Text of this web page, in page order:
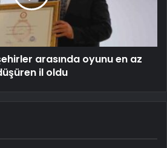
arasında oyunu en az
il oldu